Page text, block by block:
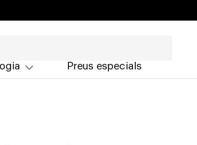
Preus especials